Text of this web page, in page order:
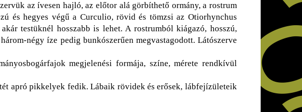
az ívesen hajló, az előtor alá görbíthető ormány, a rostrum
és hegyes végű a Curculio, rövid és tömzsi az Otiorhynchus
testüknél hosszabb is lehet. A rostrumból kiágazó, hosszú,
négy íze pedig bunkószerűen megvastagodott. Látószerve
megjelenési formája, színe, mérete rendkívül
apró pikkelyek fedik. Lábaik rövidek és erősek, lábfejízületeik